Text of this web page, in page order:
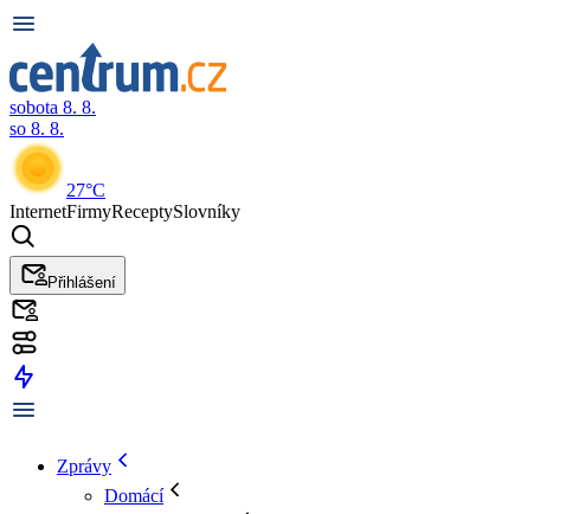
sobota 8. 8.
so 8. 8.
27°C
InternetFirmyReceptySlovníky
Přihlášení
Zprávy
Domácí